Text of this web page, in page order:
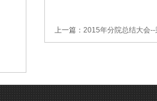
上一篇： 2015年分院总结大会